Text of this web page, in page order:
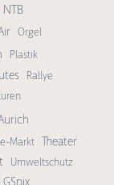
NTB
Orgel
Plastik
Rallye
Markt Theater
Umweltschutz